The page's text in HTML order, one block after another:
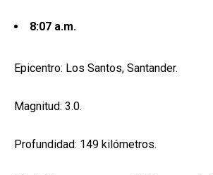
8:07 a.m.
Epicentro: Los Santos, Santander.
Magnitud: 3.0.
Profundidad: 149 kilómetros.